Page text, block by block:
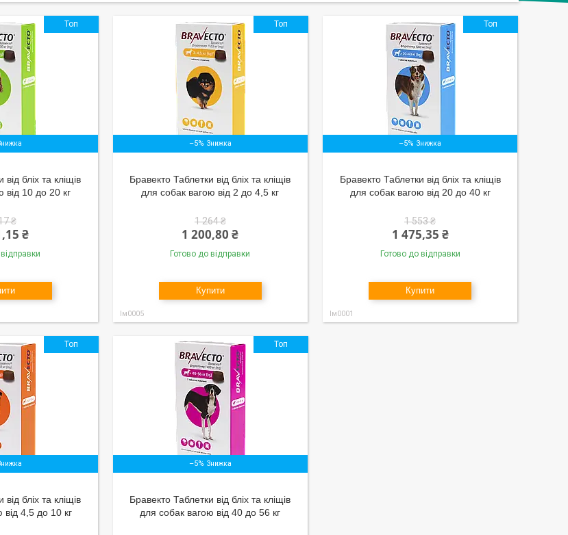
Топ
бліх та кліщів
від 10 до 20 кг
₴
₴
Топ
–5%
Бравекто Таблетки від бліх та кліщів
для собак вагою від 2 до 4,5 кг
1 264 ₴
1 200,80 ₴
Готово до відправки
Купити
Ім0005
Топ
–5%
Бравекто Таблетки від бліх та кліщів
для собак вагою від 20 до 40 кг
1 553 ₴
1 475,35 ₴
Готово до відправки
Купити
Ім0001
Топ
бліх та кліщів
від 4,5 до 10 кг
Топ
–5%
Бравекто Таблетки від бліх та кліщів
для собак вагою від 40 до 56 кг